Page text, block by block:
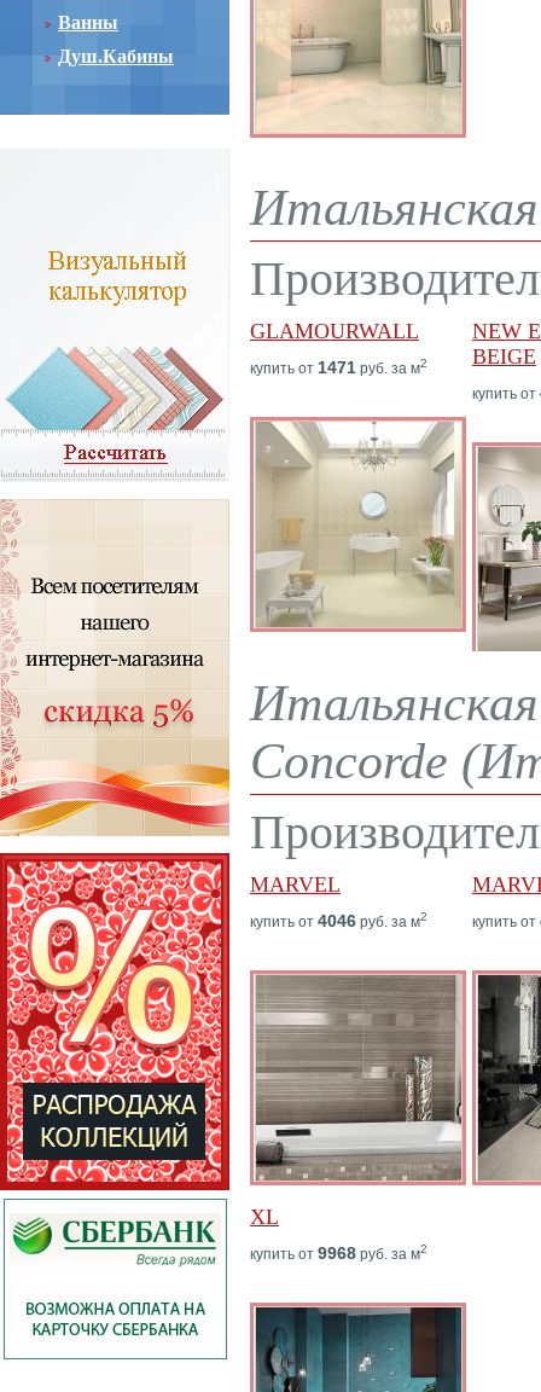
Ванны
Душ.Кабины
GLAMOURWALL
купить от 1471 руб. за м2
NEW
BEIGE
купить от
Concorde
MARVEL
купить от 4046 руб. за м2 купить от
XL
купить от 9968 руб. за м2